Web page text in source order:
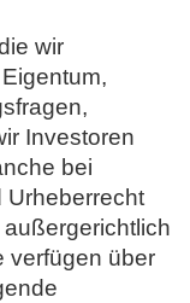
wir
,
Investoren
bei
Urheberrecht
verfügen über